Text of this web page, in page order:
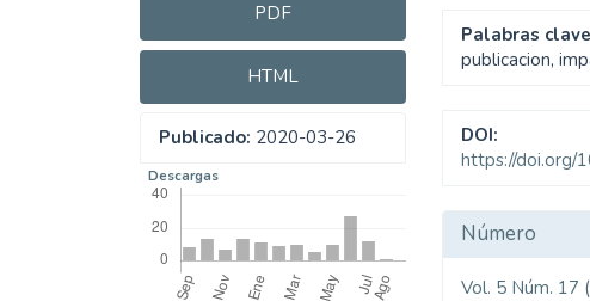
PDF
HTML
Publicado: 2020-03-26
Descargas
Palabras
publicacion,
DOI:
https://doi.org/
Detalles
del
Número
Vol. 5 Núm. 17